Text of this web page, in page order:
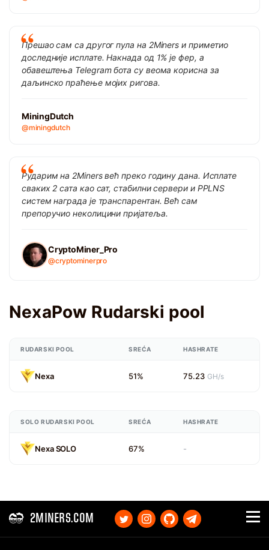
Прешао сам са другог пула на 2Miners и приметио
доследније исплате. Накнада од 1% је фер, а
обавештења Telegram бота су веома корисна за
даљинско праћење мојих ригова.
MiningDutch
@miningdutch
Рударим на 2Miners већ преко годину дана. Исплате
сваких 2 сата као сат, стабилни сервери и PPLNS
систем награда је транспарентан. Већ сам
препоручио неколицини пријатеља.
CryptoMiner_Pro
@cryptominerpro
NexaPow Rudarski pool
RUDARSKI POOL SREĆA HASHRATE
Nexa 51% 75.23 GH/s
SOLO RUDARSKI POOL SREĆA HASHRATE
Nexa SOLO 67% -
2MINERS.COM